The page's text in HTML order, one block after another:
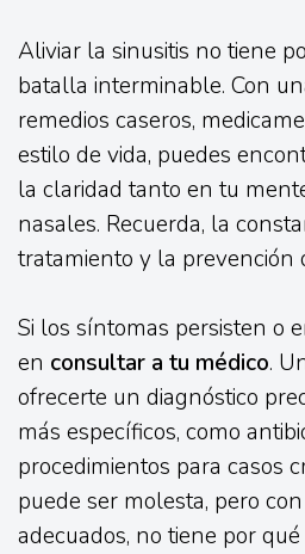
Aliviar la sinusitis no tiene
batalla interminable. Con
remedios caseros,
estilo de vida, puedes
la claridad tanto en tu
nasales. Recuerda, la
tratamiento y la prevención
Si los síntomas persisten o
en consultar a tu médico.
ofrecerte un diagnóstico
más específicos, como
procedimientos para casos
puede ser molesta, pero
adecuados, no tiene por